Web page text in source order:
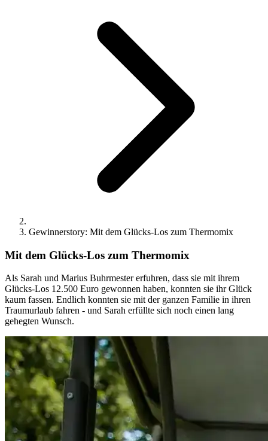
Gewinnerstory: Mit dem Glücks-Los zum Thermomix
Mit dem Glücks-Los zum Thermomix
Als Sarah und Marius Buhrmester erfuhren, dass sie mit ihrem
Glücks-Los 12.500 Euro gewonnen haben, konnten sie ihr Glück
kaum fassen. Endlich konnten sie mit der ganzen Familie in ihren
Traumurlaub fahren - und Sarah erfüllte sich noch einen lang
gehegten Wunsch.